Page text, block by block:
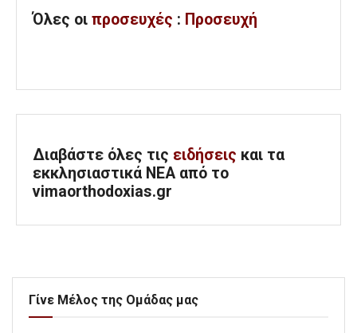
Όλες οι προσευχές : Προσευχή
Διαβάστε όλες τις ειδήσεις και τα
εκκλησιαστικά ΝΕΑ από το
vimaorthodoxias.gr
Γίνε Μέλος της Ομάδας μας